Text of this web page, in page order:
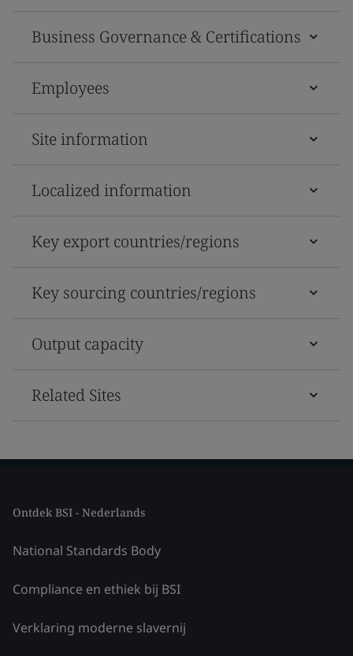
Business Governance & Certifications
Employees
Site information
Localized information
Key export countries/regions
Key sourcing countries/regions
Output capacity
Related Sites
Ontdek BSI - Nederlands
National Standards Body
Compliance en ethiek bij BSI
Verklaring moderne slavernij